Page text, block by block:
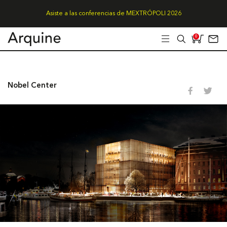
Asiste a las conferencias de MEXTRÓPOLI 2026
0
Nobel Center